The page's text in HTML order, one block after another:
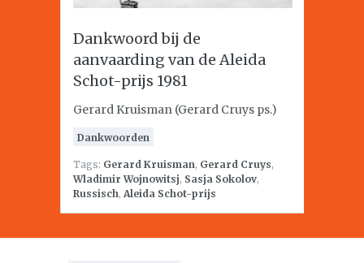
Dankwoord bij de
aanvaarding van de Aleida
Schot-prijs 1981
Gerard Kruisman (Gerard Cruys ps.)
Dankwoorden
Tags: Gerard Kruisman, Gerard Cruys,
Wladimir Wojnowitsj, Sasja Sokolov,
Russisch, Aleida Schot-prijs